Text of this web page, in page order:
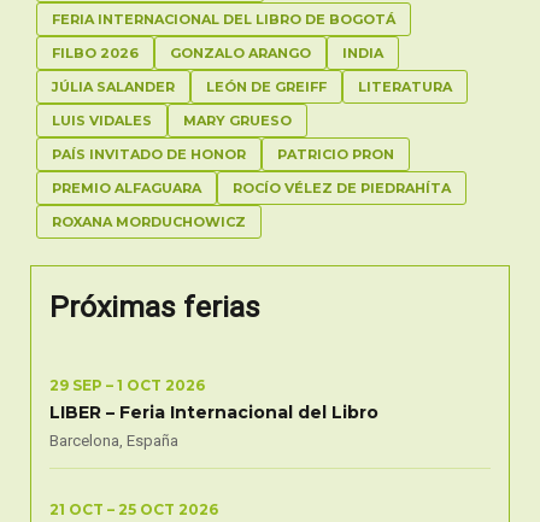
FERIA INTERNACIONAL DEL LIBRO DE BOGOTÁ
FILBO 2026
GONZALO ARANGO
INDIA
JÚLIA SALANDER
LEÓN DE GREIFF
LITERATURA
LUIS VIDALES
MARY GRUESO
PAÍS INVITADO DE HONOR
PATRICIO PRON
PREMIO ALFAGUARA
ROCÍO VÉLEZ DE PIEDRAHÍTA
ROXANA MORDUCHOWICZ
Próximas ferias
29 SEP – 1 OCT 2026
LIBER – Feria Internacional del Libro
Barcelona, España
21 OCT – 25 OCT 2026